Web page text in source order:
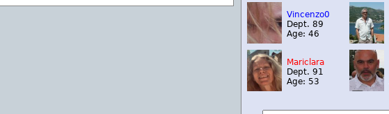
Vincenzo0
Dept. 89
Age: 46
Mariclara
Dept. 91
Age: 53